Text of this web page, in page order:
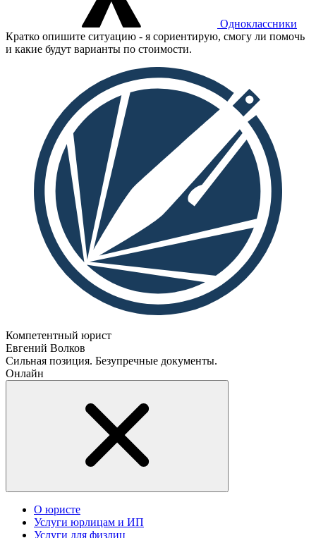
Одноклассники
Кратко опишите ситуацию - я сориентирую, смогу ли помочь
и какие будут варианты по стоимости.
Компетентный юрист
Евгений Волков
Сильная позиция. Безупречные документы.
Онлайн
О юристе
Услуги юрлицам и ИП
Услуги для физлиц